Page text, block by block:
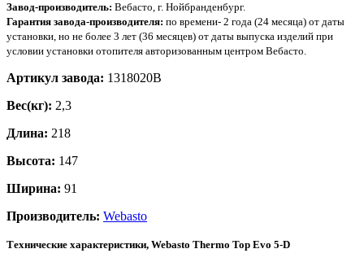
Завод-производитель: Вебасто, г. Нойбранденбург.
Гарантия завода-производителя: по времени- 2 года (24 месяца) от даты
установки, но не более 3 лет (36 месяцев) от даты выпуска изделий при
условии установки отопителя авторизованным центром Вебасто.
Артикул завода: 1318020B
Вес(кг): 2,3
Длина: 218
Высота: 147
Ширина: 91
Производитель: Webasto
Технические характеристики, Webasto Thermo Top Evo 5-D